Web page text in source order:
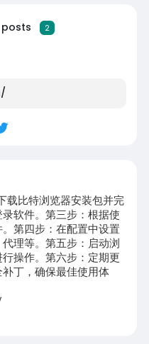
posts 2
载比特浏览器安装包并完
软件。第三步：根据使
第四步：在配置中设置
理等。第五步：启动浏
操作。第六步：定期更
丁，确保最佳使用体